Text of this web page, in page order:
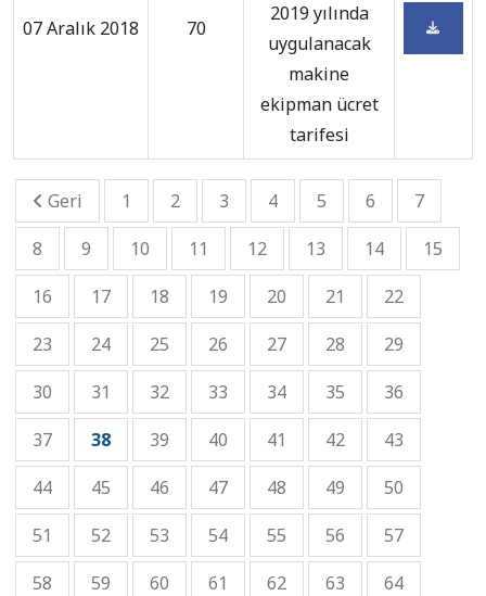
07 Aralık 2018 70
2019 yılında
uygulanacak
makine
ekipman ücret
tarifesi
Geri 1 2 3 4 5 6
7
8
9 10 11 12 13 14
15
16
17 18 19 20 21
22
23
24 25 26 27 28
29
30
31 32 33 34 35
36
37
38 39 40 41 42
43
44
45 46 47 48 49
50
51
52 53 54 55 56
57
58
59 60 61 62 63
64